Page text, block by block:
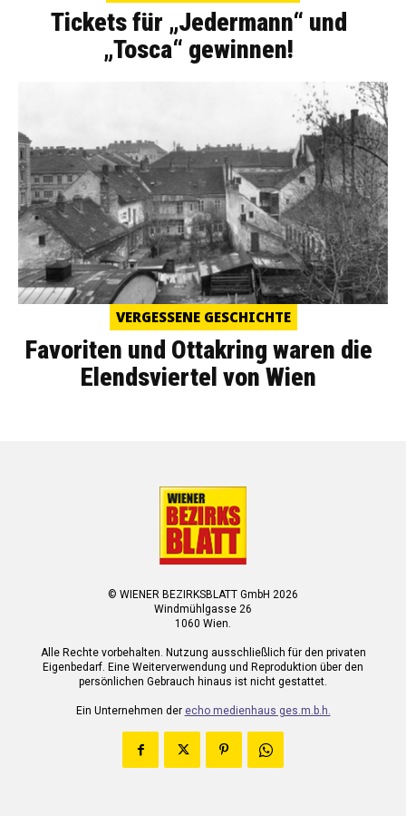
Tickets für „Jedermann“ und
„Tosca“ gewinnen!
VERGESSENE GESCHICHTE
Favoriten und Ottakring waren die
Elendsviertel von Wien
© WIENER BEZIRKSBLATT GmbH 2026
Windmühlgasse 26
1060 Wien.
Alle Rechte vorbehalten. Nutzung ausschließlich für den privaten
Eigenbedarf. Eine Weiterverwendung und Reproduktion über den
persönlichen Gebrauch hinaus ist nicht gestattet.
Ein Unternehmen der echo medienhaus ges.m.b.h.